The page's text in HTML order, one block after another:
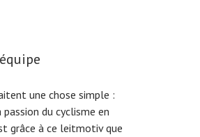
une chose simple :
du cyclisme en
grâce à ce leitmotiv que